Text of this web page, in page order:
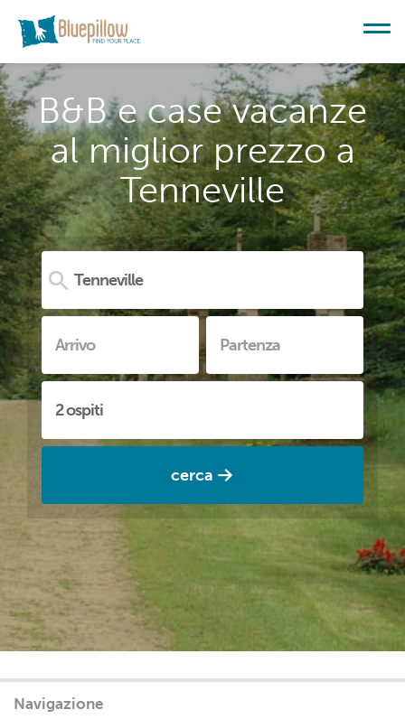
B&B e case vacanze
al miglior prezzo a
Tenneville
cerca
Navigazione